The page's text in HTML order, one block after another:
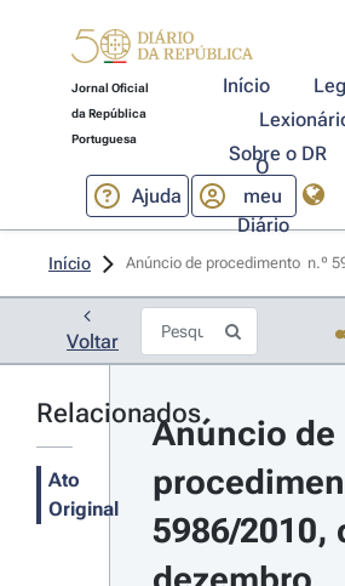
Jornal Oficial
da República
Portuguesa
Início
Sobre o DR
Ajuda
O
meu
Diário
Início Anúncio de procedimento  n.º
Voltar
Relacionados
Ato
Original
Anúncio de
5986/2010,